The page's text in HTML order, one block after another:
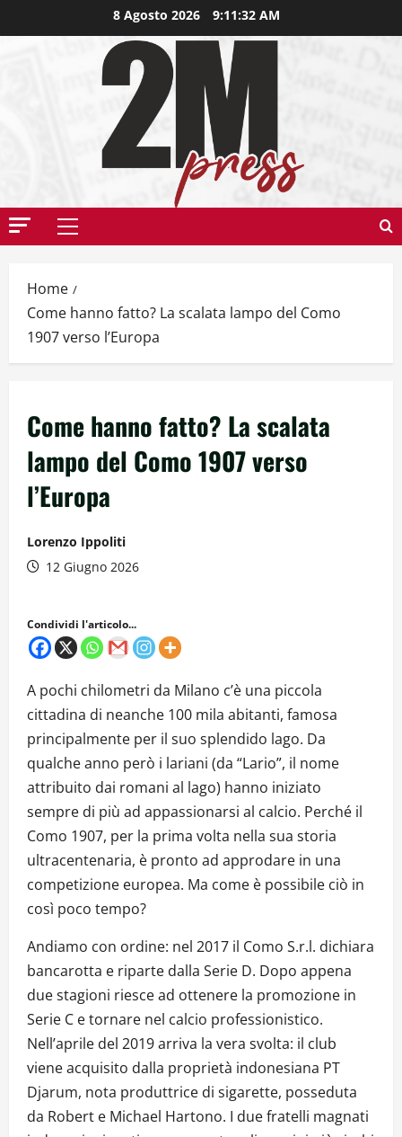
8 Agosto 2026 9:11:33 AM
Home
Come hanno fatto? La scalata lampo del Como
1907 verso l’Europa
Come hanno fatto? La scalata
lampo del Como 1907 verso
l’Europa
Lorenzo Ippoliti
12 Giugno 2026
Condividi l'articolo...
A pochi chilometri da Milano c’è una piccola
cittadina di neanche 100 mila abitanti, famosa
principalmente per il suo splendido lago. Da
qualche anno però i lariani (da “Lario”, il nome
attribuito dai romani al lago) hanno iniziato
sempre di più ad appassionarsi al calcio. Perché il
Como 1907, per la prima volta nella sua storia
ultracentenaria, è pronto ad approdare in una
competizione europea. Ma come è possibile ciò in
così poco tempo?
Andiamo con ordine: nel 2017 il Como S.r.l. dichiara
bancarotta e riparte dalla Serie D. Dopo appena
due stagioni riesce ad ottenere la promozione in
Serie C e tornare nel calcio professionistico.
Nell’aprile del 2019 arriva la vera svolta: il club
viene acquisito dalla proprietà indonesiana PT
Djarum, nota produttrice di sigarette, posseduta
da Robert e Michael Hartono. I due fratelli magnati